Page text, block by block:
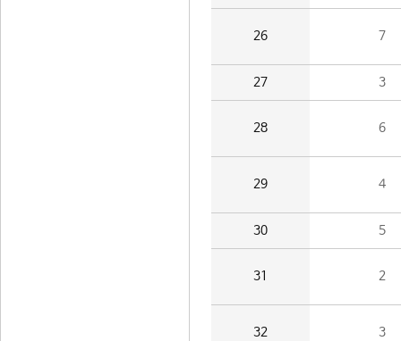
26 7
27 3
28 6
29 4
30 5
31 2
32 3